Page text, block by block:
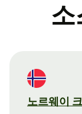
소
노르웨이